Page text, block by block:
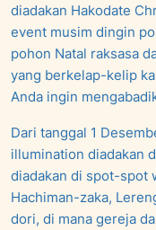
diadakan Hakodate
event musim dingin
pohon Natal raksasa
yang berkelap-kelip
Anda ingin
Dari tanggal 1
illumination diadakan
diadakan di spot-spot
Hachiman-zaka,
dori, di mana gereja